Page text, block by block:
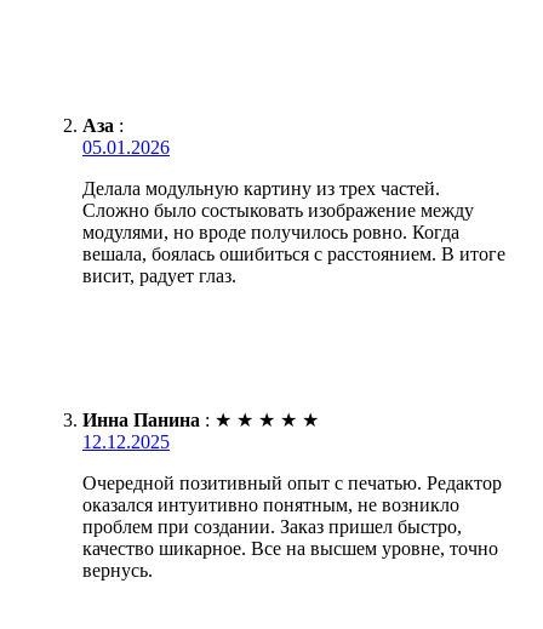
Аза :
05.01.2026
Делала модульную картину из трех частей.
Сложно было состыковать изображение между
модулями, но вроде получилось ровно. Когда
вешала, боялась ошибиться с расстоянием. В итоге
висит, радует глаз.
Инна Панина : ★ ★ ★ ★ ★
12.12.2025
Очередной позитивный опыт с печатью. Редактор
оказался интуитивно понятным, не возникло
проблем при создании. Заказ пришел быстро,
качество шикарное. Все на высшем уровне, точно
вернусь.